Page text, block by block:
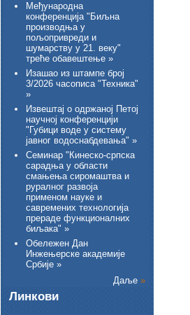
Међународна
конференција "Биљна
производња у
пољопривреди и
шумарству у 21. веку"
треће обавештење »
Изашао из штампе број
3/2026 часописа "Техника"
»
Извештај о одржаној Петој
научној конференцији
"Губици воде у систему
јавног водоснабдевања" »
Семинар "Кинеско-српска
сарадња у области
смањења сиромаштва и
руралног развоја
применом науке и
савремених технологија
прераде функционалних
биљака" »
Обележен Дан
Инжењерске академије
Србије »
Даље »
Линкови